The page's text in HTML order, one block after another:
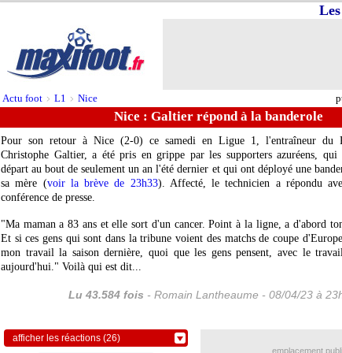
Actu foot > L1 > Nice
Nice : Galtier répond à la banderole
Pour son retour à Nice (2-0) ce samedi en Ligue 1, l'entraîneur du
Christophe Galtier, a été pris en grippe par les supporters azuréens,
départ au bout de seulement un an l'été dernier et qui ont déployé une
sa mère (voir la brève de 23h33). Affecté, le technicien a répondu
conférence de presse.
"Ma maman a 83 ans et elle sort d'un cancer. Point à la ligne, a d'abord
Et si ces gens qui sont dans la tribune voient des matchs de coupe
mon travail la saison dernière, quoi que les gens pensent, avec le
aujourd'hui." Voilà qui est dit...
Lu 43.584 fois - Romain Lantheaume - 08/04/23 à
afficher les réactions (26)
emplacement